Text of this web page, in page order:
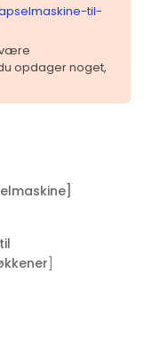
til-
være
opdager noget,
]